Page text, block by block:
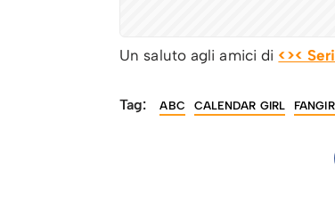
Un saluto agli amici di <><
Tag: ABC CALENDAR GIRL